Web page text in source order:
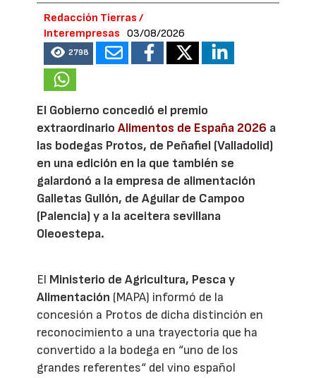
Redacción Tierras /
Interempresas
03/08/2026
2798
El Gobierno concedió el premio
extraordinarioAlimentos de España 2026 a
las bodegas Protos, de Peñafiel (Valladolid)
en una edición en la que también se
galardonó a la empresa de alimentación
Galletas Gullón, de Aguilar de Campoo
(Palencia) y a la aceitera sevillana
Oleoestepa.
El Ministerio de Agricultura, Pesca y
Alimentación (MAPA) informó de la
concesión a Protos de dicha distinción en
reconocimiento a una trayectoria que ha
convertido a la bodega en “uno de los
grandes referentes“ del vino español